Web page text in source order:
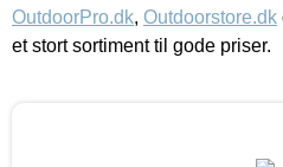
OutdoorPro.dk, Outdoorstore.dk
et stort sortiment til gode priser.